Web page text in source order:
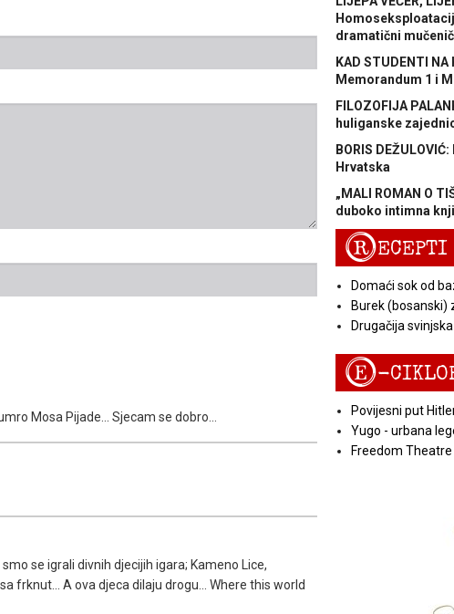
Mosa Pijade... Sjecam se dobro...
se igrali divnih djecijih igara; Kameno Lice,
frknut... A ova djeca dilaju drogu... Where this world
dramatični
KAD STUDENTI NA
Memorandum 1 i
FILOZOFIJA
huliganske
BORIS
Hrvatska
„MALI ROMAN O
duboko intimna
RECEPTI
Domaći sok od
Burek (bosanski)
Drugačija
E-
Povijesni put
Yugo - urbana
Freedom